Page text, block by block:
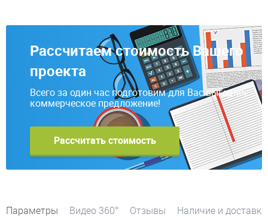
Рассчитаем стоимость Вашего
проекта
Всего за один час подготовим для Вас выгодное
коммерческое предложение!
Рассчитать стоимость
Параметры Видео 360° Отзывы Наличие и доставка